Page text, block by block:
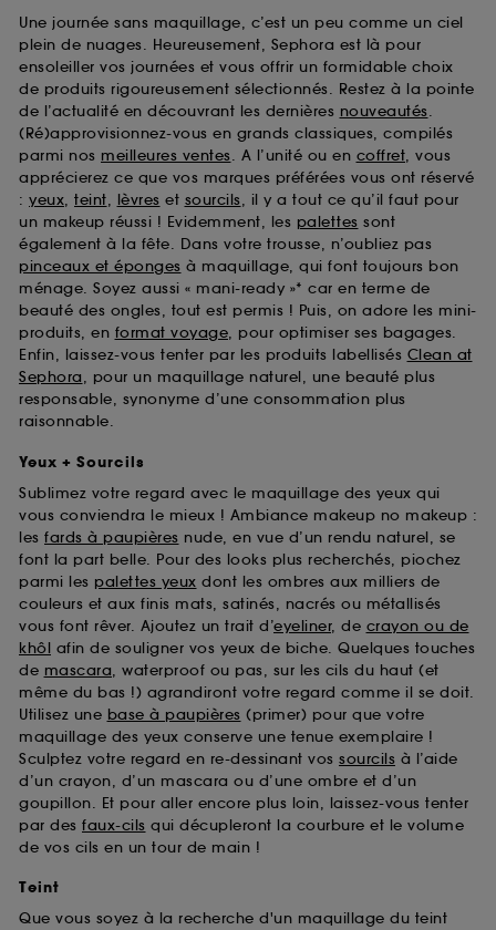
Une journée sans maquillage, c’est un peu comme un ciel
plein de nuages. Heureusement, Sephora est là pour
ensoleiller vos journées et vous offrir un formidable choix
de produits rigoureusement sélectionnés. Restez à la pointe
de l’actualité en découvrant les dernières nouveautés.
(Ré)approvisionnez-vous en grands classiques, compilés
parmi nos meilleures ventes. A l’unité ou en coffret, vous
apprécierez ce que vos marques préférées vous ont réservé
: yeux, teint, lèvres et sourcils, il y a tout ce qu’il faut pour
un makeup réussi ! Evidemment, les palettes sont
également à la fête. Dans votre trousse, n’oubliez pas
pinceaux et éponges à maquillage, qui font toujours bon
ménage. Soyez aussi « mani-ready »* car en terme de
beauté des ongles, tout est permis ! Puis, on adore les mini-
produits, en format voyage, pour optimiser ses bagages.
Enfin, laissez-vous tenter par les produits labellisés Clean at
Sephora, pour un maquillage naturel, une beauté plus
responsable, synonyme d’une consommation plus
raisonnable.
Yeux + Sourcils
Sublimez votre regard avec le maquillage des yeux qui
vous conviendra le mieux ! Ambiance makeup no makeup :
les fards à paupières nude, en vue d’un rendu naturel, se
font la part belle. Pour des looks plus recherchés, piochez
parmi les palettes yeux dont les ombres aux milliers de
couleurs et aux finis mats, satinés, nacrés ou métallisés
vous font rêver. Ajoutez un trait d’eyeliner, de crayon ou de
khôl afin de souligner vos yeux de biche. Quelques touches
de mascara, waterproof ou pas, sur les cils du haut (et
même du bas !) agrandiront votre regard comme il se doit.
Utilisez une base à paupières (primer) pour que votre
maquillage des yeux conserve une tenue exemplaire !
Sculptez votre regard en re-dessinant vos sourcils à l’aide
d’un crayon, d’un mascara ou d’une ombre et d’un
goupillon. Et pour aller encore plus loin, laissez-vous tenter
par des faux-cils qui décupleront la courbure et le volume
de vos cils en un tour de main !
Teint
Que vous soyez à la recherche d'un maquillage du teint